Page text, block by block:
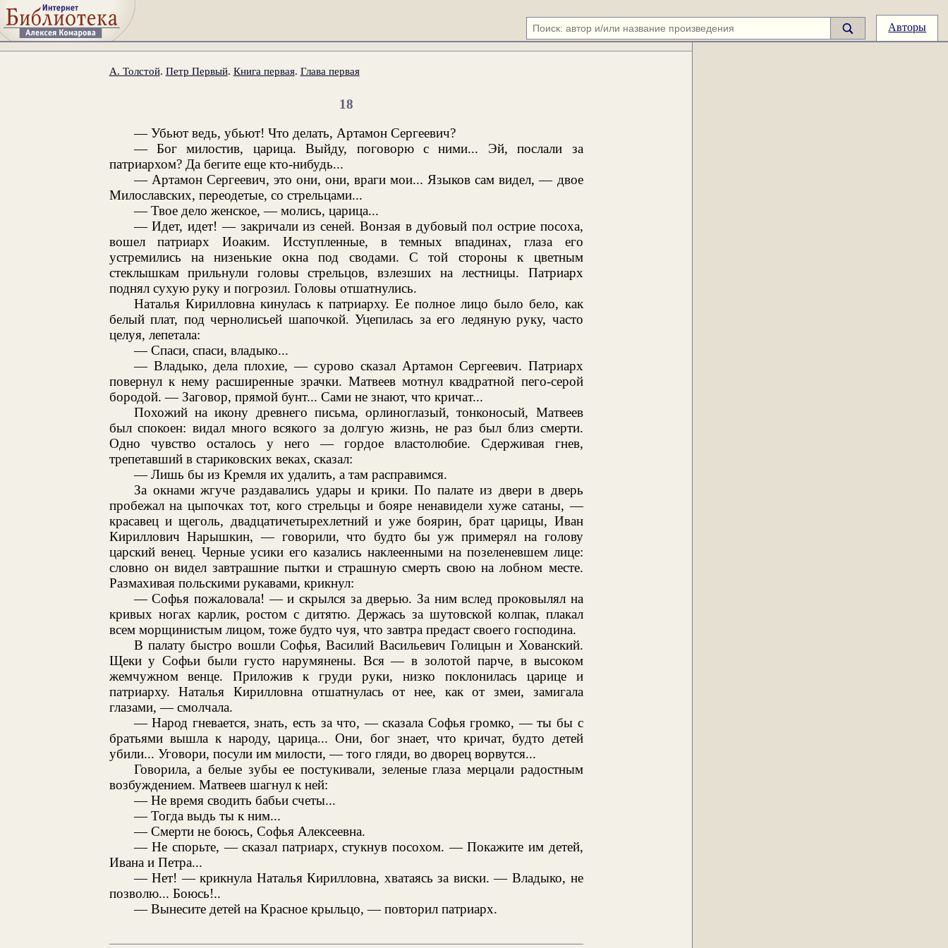
Авторы
А. Толстой. Петр Первый. Книга первая. Глава первая
18
— Убьют ведь, убьют! Что делать, Артамон Сергеевич?
— Бог милостив, царица. Выйду, поговорю с ними... Эй, послали за
патриархом? Да бегите еще кто-нибудь...
— Артамон Сергеевич, это они, они, враги мои... Языков сам видел, — двое
Милославских, переодетые, со стрельцами...
— Твое дело женское, — молись, царица...
— Идет, идет! — закричали из сеней. Вонзая в дубовый пол острие посоха,
вошел патриарх Иоаким. Исступленные, в темных впадинах, глаза его
устремились на низенькие окна под сводами. С той стороны к цветным
стеклышкам прильнули головы стрельцов, взлезших на лестницы. Патриарх
поднял сухую руку и погрозил. Головы отшатнулись.
Наталья Кирилловна кинулась к патриарху. Ее полное лицо было бело, как
белый плат, под чернолисьей шапочкой. Уцепилась за его ледяную руку, часто
целуя, лепетала:
— Спаси, спаси, владыко...
— Владыко, дела плохие, — сурово сказал Артамон Сергеевич. Патриарх
повернул к нему расширенные зрачки. Матвеев мотнул квадратной пего-серой
бородой. — Заговор, прямой бунт... Сами не знают, что кричат...
Похожий на икону древнего письма, орлиноглазый, тонконосый, Матвеев
был спокоен: видал много всякого за долгую жизнь, не раз был близ смерти.
Одно чувство осталось у него — гордое властолюбие. Сдерживая гнев,
трепетавший в стариковских веках, сказал:
— Лишь бы из Кремля их удалить, а там расправимся.
За окнами жгуче раздавались удары и крики. По палате из двери в дверь
пробежал на цыпочках тот, кого стрельцы и бояре ненавидели хуже сатаны, —
красавец и щеголь, двадцатичетырехлетний и уже боярин, брат царицы, Иван
Кириллович Нарышкин, — говорили, что будто бы уж примерял на голову
царский венец. Черные усики его казались наклеенными на позеленевшем лице:
словно он видел завтрашние пытки и страшную смерть свою на лобном месте.
Размахивая польскими рукавами, крикнул:
— Софья пожаловала! — и скрылся за дверью. За ним вслед проковылял на
кривых ногах карлик, ростом с дитятю. Держась за шутовской колпак, плакал
всем морщинистым лицом, тоже будто чуя, что завтра предаст своего господина.
В палату быстро вошли Софья, Василий Васильевич Голицын и Хованский.
Щеки у Софьи были густо нарумянены. Вся — в золотой парче, в высоком
жемчужном венце. Приложив к груди руки, низко поклонилась царице и
патриарху. Наталья Кирилловна отшатнулась от нее, как от змеи, замигала
глазами, — смолчала.
— Народ гневается, знать, есть за что, — сказала Софья громко, — ты бы с
братьями вышла к народу, царица... Они, бог знает, что кричат, будто детей
убили... Уговори, посули им милости, — того гляди, во дворец ворвутся...
Говорила, а белые зубы ее постукивали, зеленые глаза мерцали радостным
возбуждением. Матвеев шагнул к ней:
— Не время сводить бабьи счеты...
— Тогда выдь ты к ним...
— Смерти не боюсь, Софья Алексеевна.
— Не спорьте, — сказал патриарх, стукнув посохом. — Покажите им детей,
Ивана и Петра...
— Нет! — крикнула Наталья Кирилловна, хватаясь за виски. — Владыко, не
позволю... Боюсь!..
— Вынесите детей на Красное крыльцо, — повторил патриарх.